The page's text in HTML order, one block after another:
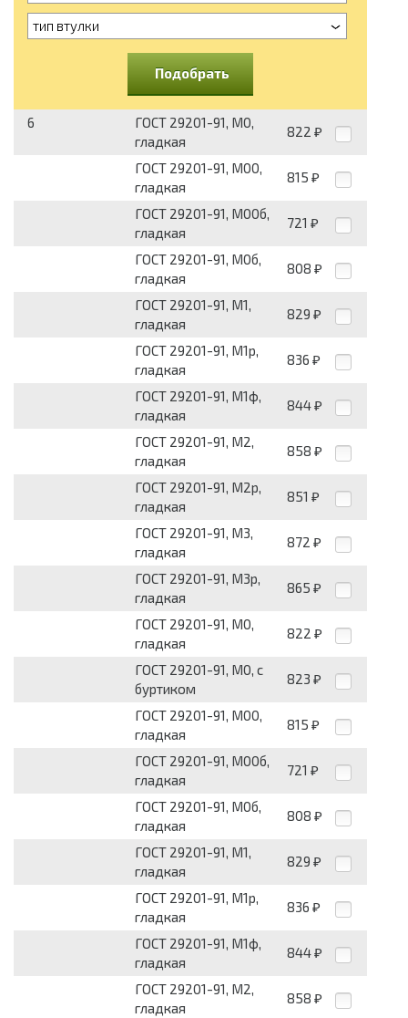
тип втулки
Подобрать
6
ГОСТ 29201-91, М0,
гладкая
822 ₽
ГОСТ 29201-91, М00,
гладкая
815 ₽
ГОСТ 29201-91, М00б,
гладкая
721 ₽
ГОСТ 29201-91, М0б,
гладкая
808 ₽
ГОСТ 29201-91, М1,
гладкая
829 ₽
ГОСТ 29201-91, М1р,
гладкая
836 ₽
ГОСТ 29201-91, М1ф,
гладкая
844 ₽
ГОСТ 29201-91, М2,
гладкая
858 ₽
ГОСТ 29201-91, М2р,
гладкая
851 ₽
ГОСТ 29201-91, М3,
гладкая
872 ₽
ГОСТ 29201-91, М3р,
гладкая
865 ₽
ГОСТ 29201-91, М0,
гладкая
822 ₽
ГОСТ 29201-91, М0, с
буртиком
823 ₽
ГОСТ 29201-91, М00,
гладкая
815 ₽
ГОСТ 29201-91, М00б,
гладкая
721 ₽
ГОСТ 29201-91, М0б,
гладкая
808 ₽
ГОСТ 29201-91, М1,
гладкая
829 ₽
ГОСТ 29201-91, М1р,
гладкая
836 ₽
ГОСТ 29201-91, М1ф,
гладкая
844 ₽
ГОСТ 29201-91, М2,
гладкая
858 ₽